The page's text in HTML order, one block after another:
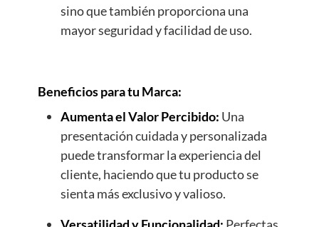
sino que también proporciona una
mayor seguridad y facilidad de uso.
Beneficios para tu Marca:
Aumenta el Valor Percibido: Una
presentación cuidada y personalizada
puede transformar la experiencia del
cliente, haciendo que tu producto se
sienta más exclusivo y valioso.